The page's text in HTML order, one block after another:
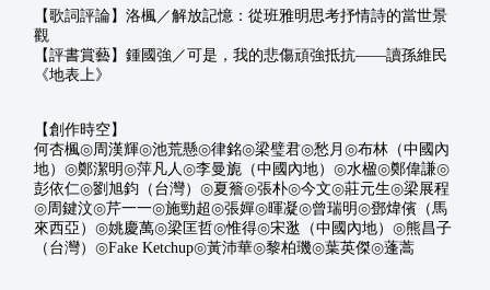
【歌詞評論】洛楓／解放記憶：從班雅明思考抒情詩的當世景
觀
【評書賞藝】鍾國強／可是，我的悲傷頑強抵抗——讀孫維民
《地表上》
【創作時空】
何杏楓◎周漢輝◎池荒懸◎律銘◎梁璧君◎愁月 ◎布林（中國內
地） ◎鄭潔明◎萍凡人◎李曼旎（中國內地） ◎水楹◎鄭偉謙◎
彭依仁◎劉旭鈞（台灣） ◎夏簷◎張朴◎今文◎莊元生◎梁展程
◎周鍵汶◎芹一一◎施勁超◎張嬋◎暉凝◎曾瑞明◎鄧煒儐（馬
來西亞） ◎姚慶萬◎梁匡哲◎惟得◎宋逖（中國內地） ◎熊昌子
（台灣） ◎Fake Ketchup◎黃沛華◎黎柏璣◎葉英傑◎蓬蒿